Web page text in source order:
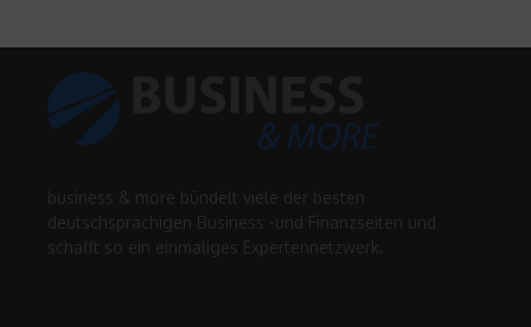
business & more bündelt viele der besten
deutschsprachigen Business -und Finanzseiten und
schafft so ein einmaliges Expertennetzwerk.